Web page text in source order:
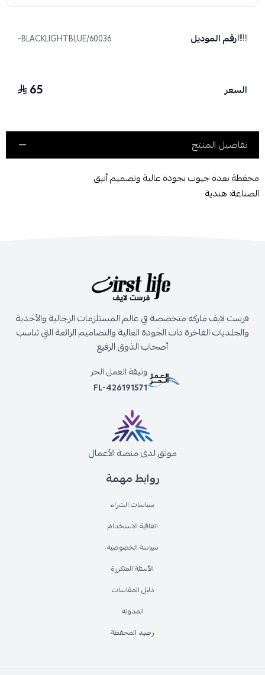
رقم الموديل 60036/BLACKLIGHTBLUE-
السعر 65
تفاصيل المنتج
محفظة بعدة جيوب بجودة عالية وتصميم أنيق
الصناعة: هندية
روابط مهمة
سياسات الشراء
اتفاقية الاستخدام
سياسة الخصوصية
الأسئلة المتكررة
دليل المقاسات
المدونة
رصيد المحفظة
فرست لايف ماركه متخصصة في عالم المستلزمات الرجالية والأحذية
والجلديات الفاخرة ذات الجودة العالية والتصاميم الرائعة التي تناسب
أصحاب الذوق الرفيع
وثيقة العمل الحر
FL-426191571
موثق لدى منصة الأعمال